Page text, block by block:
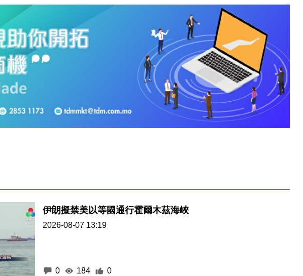
伊朗擬禁美以等國通行霍爾木茲海峽
2026-08-07 13:19
0 184 0